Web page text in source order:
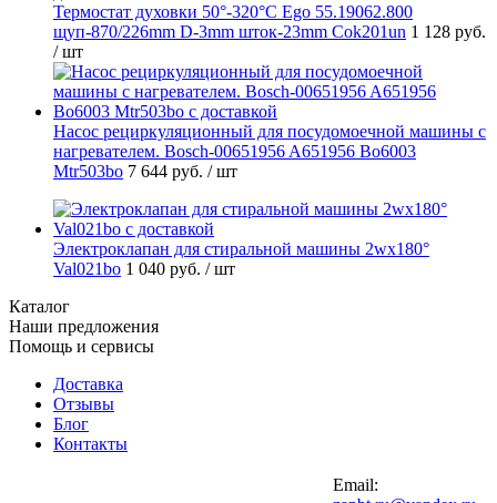
Термостат духовки 50°-320°C Ego 55.19062.800
щуп-870/226mm D-3mm шток-23mm Cok201un 1 128 руб.
/ шт
Насос рециркуляционный для посудомоечной машины с
нагревателем. Bosch-00651956 A651956 Bo6003
Mtr503bo 7 644 руб. / шт
Электроклапан для стиральной машины 2wx180°
Val021bo 1 040 руб. / шт
Каталог
Наши предложения
Помощь и сервисы
Доставка
Отзывы
Блог
Контакты
Email: